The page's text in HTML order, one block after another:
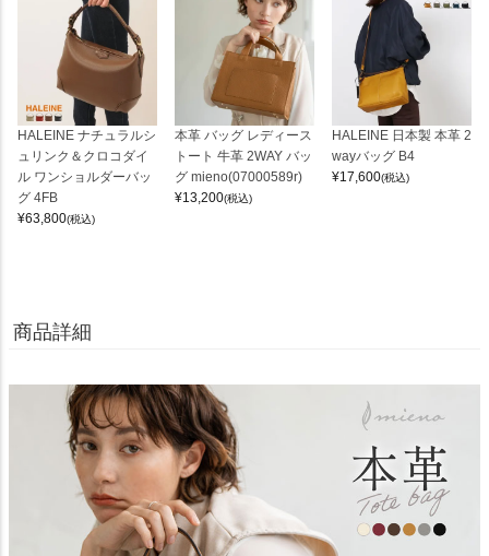
HALEINE ナチュラルシ
ュリンク＆クロコダイ
ル ワンショルダーバッ
グ 4FB
¥63,800(税込)
本革 バッグ レディース
トート 牛革 2WAY バッ
グ mieno(07000589r)
¥13,200(税込)
HALEINE 日本製 本革 2
wayバッグ B4
¥17,600(税込)
商品詳細